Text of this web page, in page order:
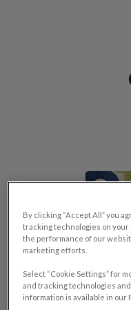
By clicking “Accept All” you
tracking technologies on
the performance of our
marketing efforts.
Select “Cookie Settings” for
and tracking technologies
information is available in our